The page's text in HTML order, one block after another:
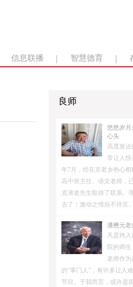
信息联播 | 智慧德育 |
良师
悠悠岁月
心头
高度发达
常让人惊
年7月，经在京老乡热心
高中班主任、语文老师，
克潜老先生取得了联系。
去了！激动之情自不待言。
潘懋元老
凡是跨
院的师
老师作为
的“掌门人”，有许多让人
节目。于我而言，或许是